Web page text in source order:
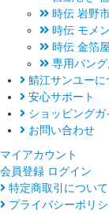
時伝 岩野
時伝 モメ
時伝 金箔
専用バン
鯖江サンユーに
安心サポート
ショッピングガ
お問い合わせ
マイアカウント
会員登録 ログイン
特定商取引について
プライバシーポリ